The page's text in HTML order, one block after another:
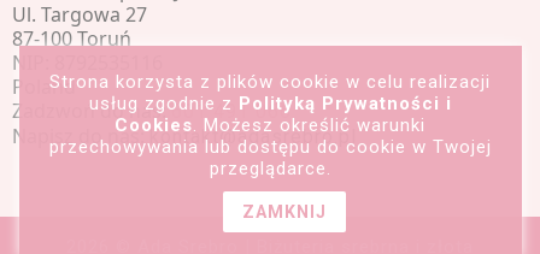
Ul. Targowa 27
87-100 Toruń
NIP: 8792535116
Poland
Zadzwoń do nas:601 491 066
Napisz do nas:kontakt@adasrebro.pl
Strona korzysta z plików cookie w celu realizacji
usług zgodnie z Polityką Prywatności i
Cookies. Możesz określić warunki
przechowywania lub dostępu do cookie w Twojej
przeglądarce.
ZAMKNIJ